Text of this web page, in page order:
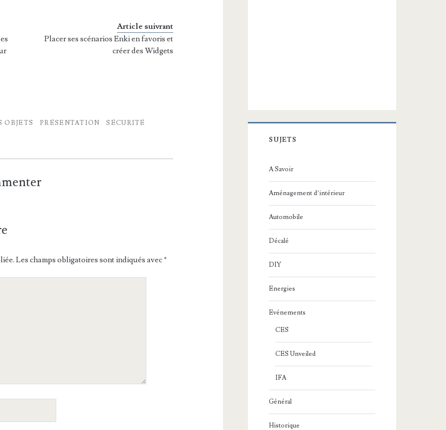
Article suivrant
Placer ses scénarios Enki en favoris et
créer des Widgets
OBJETS PRÉSENTATION
SÉCURITÉ
Les champs obligatoires sont indiqués avec*
SUJETS
A Savoir
Aménagement d’intérieur
Automobile
Décalé
DIY
Energies
Evénements
CES
CES Unveiled
IFA
Général
Historique